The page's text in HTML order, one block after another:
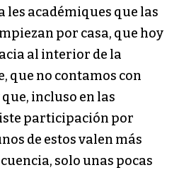
les académiques que las
por casa, que hoy
al interior de la
que no contamos con
incluso en las
participación por
de estos valen más
solo unas pocas